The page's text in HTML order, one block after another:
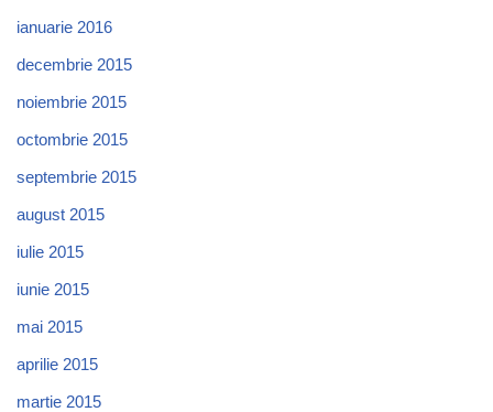
ianuarie 2016
decembrie 2015
noiembrie 2015
octombrie 2015
septembrie 2015
august 2015
iulie 2015
iunie 2015
mai 2015
aprilie 2015
martie 2015